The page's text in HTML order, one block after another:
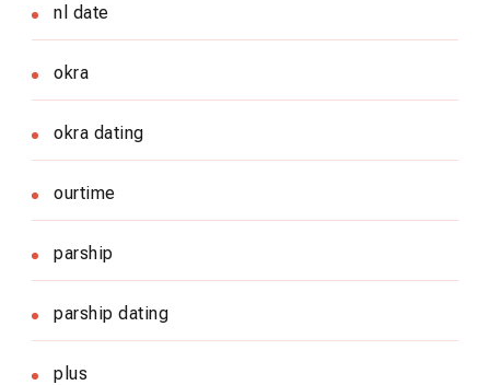
nl date
okra
okra dating
ourtime
parship
parship dating
plus